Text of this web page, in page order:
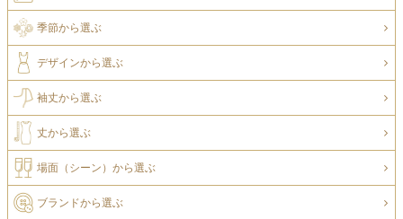
季節から選ぶ
デザインから選ぶ
袖丈から選ぶ
丈から選ぶ
場面（シーン）から選ぶ
ブランドから選ぶ